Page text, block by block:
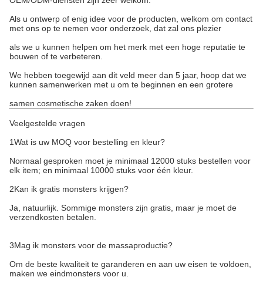
Als u ontwerp of enig idee voor de producten, welkom om contact
met ons op te nemen voor onderzoek, dat zal ons plezier
als we u kunnen helpen om het merk met een hoge reputatie te
bouwen of te verbeteren.
We hebben toegewijd aan dit veld meer dan 5 jaar, hoop dat we
kunnen samenwerken met u om te beginnen en een grotere
samen cosmetische zaken doen!
Veelgestelde vragen
1Wat is uw MOQ voor bestelling en kleur?
Normaal gesproken moet je minimaal 12000 stuks bestellen voor
elk item; en minimaal 10000 stuks voor één kleur.
2Kan ik gratis monsters krijgen?
Ja, natuurlijk. Sommige monsters zijn gratis, maar je moet de
verzendkosten betalen.
3Mag ik monsters voor de massaproductie?
Om de beste kwaliteit te garanderen en aan uw eisen te voldoen,
maken we eindmonsters voor u.